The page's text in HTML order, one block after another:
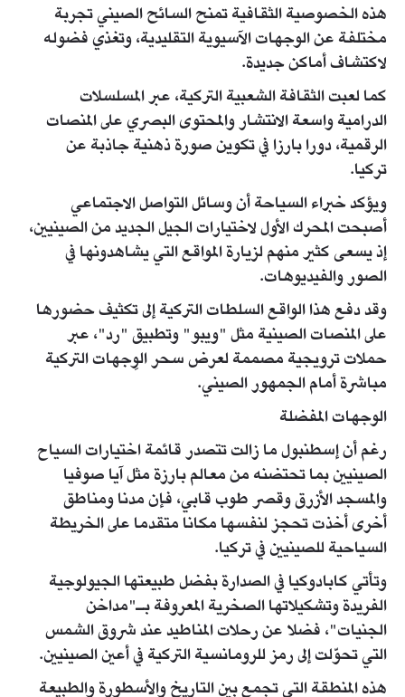
هذه الخصوصية الثقافية تمنح السائح الصيني تجربة
مختلفة عن الوجهات الآسيوية التقليدية، وتغذي فضوله
لاكتشاف أماكن جديدة.
كما لعبت الثقافة الشعبية التركية، عبر المسلسلات
الدرامية واسعة الانتشار والمحتوى البصري على المنصات
الرقمية، دورا بارزا في تكوين صورة ذهنية جاذبة عن
تركيا.
ويؤكد خبراء السياحة أن وسائل التواصل الاجتماعي
أصبحت المحرك الأول لاختيارات الجيل الجديد من الصينيين،
إذ يسعى كثير منهم لزيارة المواقع التي يشاهدونها في
الصور والفيديوهات.
وقد دفع هذا الواقع السلطات التركية إلى تكثيف حضورها
على المنصات الصينية مثل "ويبو" وتطبيق "رد"، عبر
حملات ترويجية مصممة لعرض سحر الوِجهات التركية
مباشرة أمام الجمهور الصيني.
الوجهات المفضلة
رغم أن إسطنبول ما زالت تتصدر قائمة اختيارات السياح
الصينيين بما تحتضنه من معالم بارزة مثل آيا صوفيا
والمسجد الأزرق وقصر طوب قابي، فإن مدنا ومناطق
أخرى أخذت تحجز لنفسها مكانا متقدما على الخريطة
السياحية للصينيين في تركيا.
وتأتي كابادوكيا في الصدارة بفضل طبيعتها الجيولوجية
الفريدة وتشكيلاتها الصخرية المعروفة بـ"مداخن
الجنيات"، فضلا عن رحلات المناطيد عند شروق الشمس
التي تحوّلت إلى رمز للرومانسية التركية في أعين الصينيين.
هذه المنطقة التي تجمع بين التاريخ والأسطورة والطبيعة